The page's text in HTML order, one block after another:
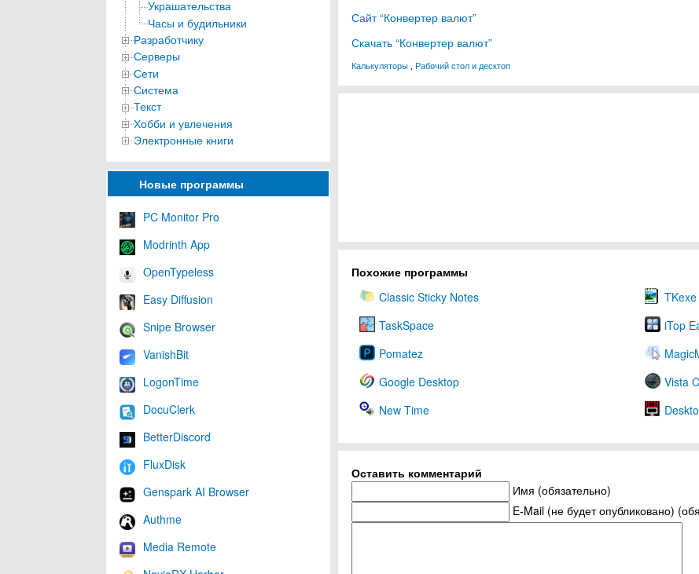
Украшательства
Часы и будильники
Разработчику
Серверы
Сети
Система
Текст
Хобби и увлечения
Электронные книги
Новые программы
PC Monitor Pro
Modrinth App
OpenTypeless
Easy Diffusion
Snipe Browser
VanishBit
LogonTime
DocuClerk
BetterDiscord
FluxDisk
Genspark AI Browser
Authme
Media Remote
Сайт “Конвертер валют”
Скачать “Конвертер валют”
Калькуляторы , Рабочий стол и десктоп
Похожие программы
Classic Sticky Notes
TKexe
TaskSpace
iTop
Pomatez
Google Desktop
Vista
New Time
Оставить комментарий
Имя (обязательно)
E-Mail (не будет опубликовано)